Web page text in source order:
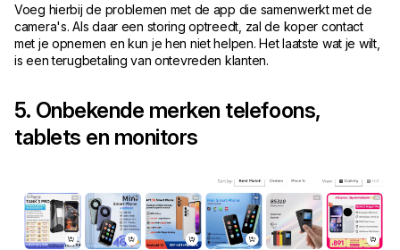
Voeg hierbij de problemen met de app die samenwerkt met de
camera's. Als daar een storing optreedt, zal de koper contact
met je opnemen en kun je hen niet helpen. Het laatste wat je wilt,
is een terugbetaling van ontevreden klanten.
5. Onbekende merken telefoons,
tablets en monitors